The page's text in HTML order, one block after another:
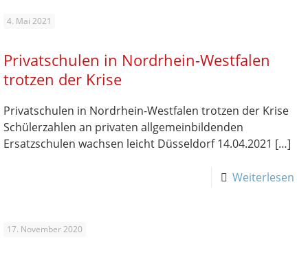
4. Mai 2021
Privatschulen in Nordrhein-Westfalen
trotzen der Krise
Privatschulen in Nordrhein-Westfalen trotzen der Krise
Schülerzahlen an privaten allgemeinbildenden
Ersatzschulen wachsen leicht Düsseldorf 14.04.2021 […]
Weiterlesen
17. November 2020